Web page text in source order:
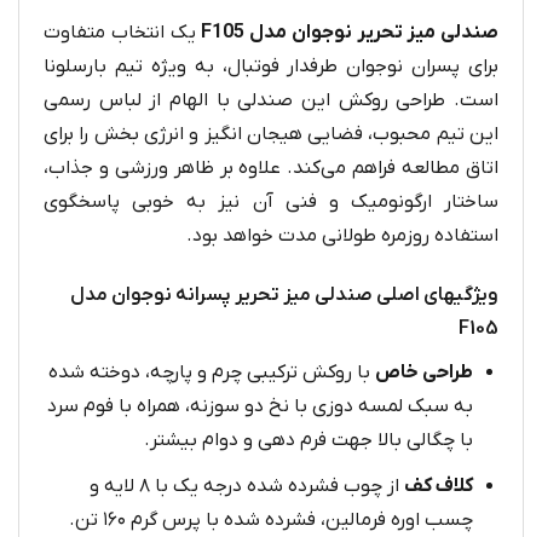
صندلی میز تحریر نوجوان مدل F105
یک انتخاب متفاوت
برای پسران نوجوان طرفدار فوتبال، به‌ ویژه تیم بارسلونا
است. طراحی روکش این صندلی با الهام از لباس رسمی
این تیم محبوب، فضایی هیجان‌ انگیز و انرژی‌ بخش را برای
اتاق مطالعه فراهم می‌کند. علاوه بر ظاهر ورزشی و جذاب،
ساختار ارگونومیک و فنی آن نیز به خوبی پاسخگوی
استفاده روزمره‌ طولانی‌ مدت خواهد بود.
ویژگیهای اصلی صندلی میز تحریر پسرانه نوجوان مدل
F105
طراحی خاص با روکش ترکیبی چرم و پارچه، دوخته‌ شده
به سبک لمسه‌ دوزی با نخ دو سوزنه، همراه با فوم سرد
با چگالی بالا جهت فرم‌ دهی و دوام بیشتر.
کلاف کف
از چوب فشرده‌ شده‌ درجه‌ یک با ۸ لایه و
چسب اوره‌ فرمالین، فشرده‌ شده با پرس گرم ۱۶۰ تن.